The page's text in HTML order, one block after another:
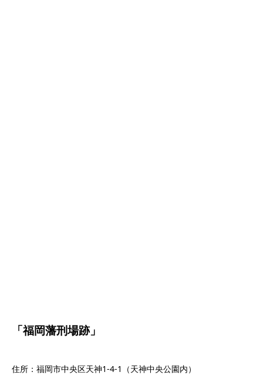
「福岡藩刑場跡」
住所：福岡市中央区天神1‐4‐1（天神中央公園内）